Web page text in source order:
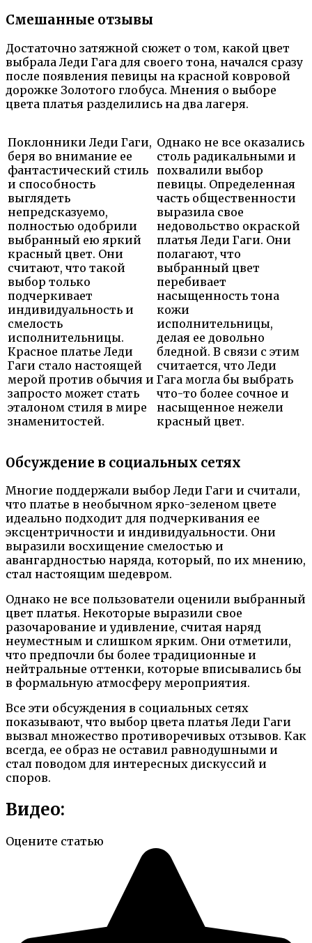
Смешанные отзывы
Достаточно затяжной сюжет о том, какой цвет
выбрала Леди Гага для своего тона, начался сразу
после появления певицы на красной ковровой
дорожке Золотого глобуса. Мнения о выборе
цвета платья разделились на два лагеря.
Поклонники Леди Гаги,
беря во внимание ее
фантастический стиль
и способность
выглядеть
непредсказуемо,
полностью одобрили
выбранный ею яркий
красный цвет. Они
считают, что такой
выбор только
подчеркивает
индивидуальность и
смелость
исполнительницы.
Красное платье Леди
Гаги стало настоящей
мерой против обычия и
запросто может стать
эталоном стиля в мире
знаменитостей.
Однако не все оказались
столь радикальными и
похвалили выбор
певицы. Определенная
часть общественности
выразила свое
недовольство окраской
платья Леди Гаги. Они
полагают, что
выбранный цвет
перебивает
насыщенность тона
кожи
исполнительницы,
делая ее довольно
бледной. В связи с этим
считается, что Леди
Гага могла бы выбрать
что-то более сочное и
насыщенное нежели
красный цвет.
Обсуждение в социальных сетях
Многие поддержали выбор Леди Гаги и считали,
что платье в необычном ярко-зеленом цвете
идеально подходит для подчеркивания ее
эксцентричности и индивидуальности. Они
выразили восхищение смелостью и
авангардностью наряда, который, по их мнению,
стал настоящим шедевром.
Однако не все пользователи оценили выбранный
цвет платья. Некоторые выразили свое
разочарование и удивление, считая наряд
неуместным и слишком ярким. Они отметили,
что предпочли бы более традиционные и
нейтральные оттенки, которые вписывались бы
в формальную атмосферу мероприятия.
Все эти обсуждения в социальных сетях
показывают, что выбор цвета платья Леди Гаги
вызвал множество противоречивых отзывов. Как
всегда, ее образ не оставил равнодушными и
стал поводом для интересных дискуссий и
споров.
Видео:
Оцените статью